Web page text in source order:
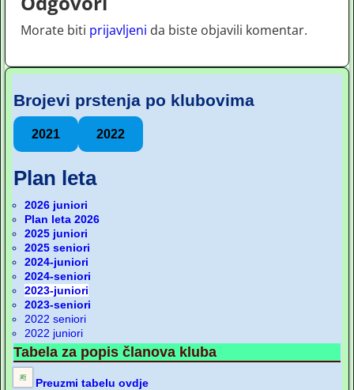
Morate biti prijavljeni da biste objavili komentar.
Brojevi prstenja po klubovima
2021 2022
Plan leta
2026 juniori
Plan leta 2026
2025 juniori
2025 seniori
2024-juniori
2024-seniori
2023-juniori
2023-seniori
2022 seniori
2022 juniori
Tabela za popis članova kluba
Preuzmi tabelu ovdje